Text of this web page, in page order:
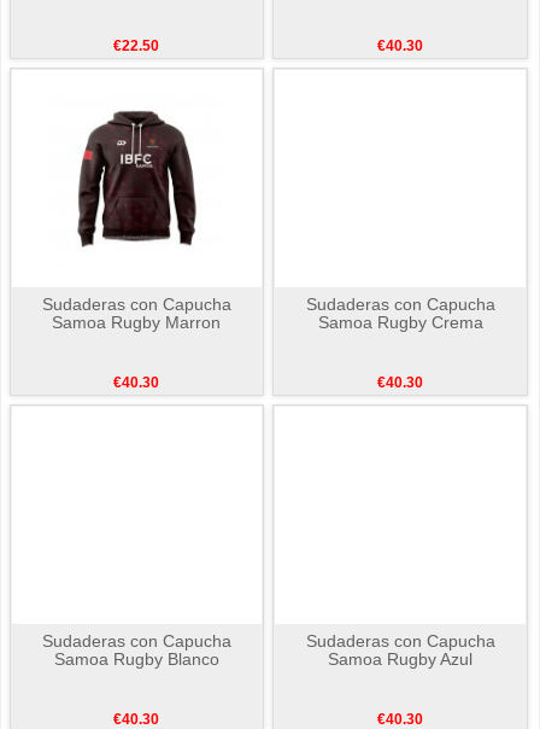
€22.50 €40.30
Sudaderas con Capucha
Samoa Rugby Marron
€40.30
Sudaderas con Capucha
Samoa Rugby Crema
€40.30
Sudaderas con Capucha
Samoa Rugby Blanco
€40.30
Sudaderas con Capucha
Samoa Rugby Azul
€40.30